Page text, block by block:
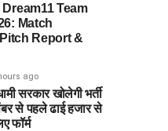
Dream11 Team
Match
Report &
ago
सरकार खोलेगी भर्ती
से पहले ढाई हजार से
फॉर्म